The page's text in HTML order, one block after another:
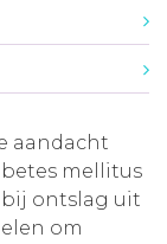
aandacht
mellitus
bij ontslag uit
om